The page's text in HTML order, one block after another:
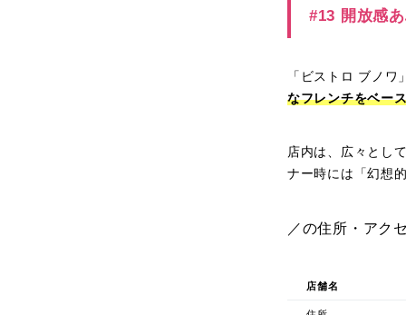
#13 開放感
「ビストロ ブノ
なフレンチをベー
店内は、広々とし
ナー時には「幻想
／の住所・アク
店舗名